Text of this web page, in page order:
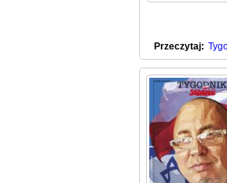
Przeczytaj: